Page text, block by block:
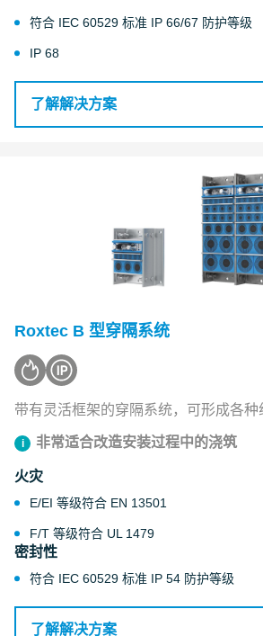
符合 IEC 60529 标准 IP 66/67 防护等级
IP 68
了解解决方案
Roxtec B 型穿隔系统
带有灵活框架的穿隔系统，可形成各种
非常适合改造安装过程中的浇筑
火灾
E/EI 等级符合 EN 13501
F/T 等级符合 UL 1479
密封性
符合 IEC 60529 标准 IP 54 防护等级
了解解决方案